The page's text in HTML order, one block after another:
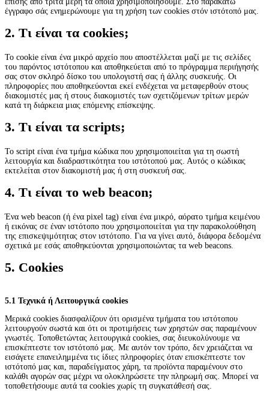
έγγραφο σάς ενημερώνουμε για τη χρήση των cookies στόν ιστότοπό μας.
2. Τι είναι τα cookies;
Το cookie είναι ένα μικρό αρχείο που αποστέλλεται μαζί με τις σελίδες
του παρόντος ιστότοπου και αποθηκεύεται από το πρόγραμμα περιήγησής
σας στον σκληρό δίσκο του υπολογιστή σας ή άλλης συσκευής. Οι
πληροφορίες που αποθηκεύονται εκεί ενδέχεται να μεταφερθούν στους
διακομιστές μας ή στους διακομιστές των σχετιζόμενων τρίτων μερών
κατά τη διάρκεια μιας επόμενης επίσκεψης.
3. Τι είναι τα scripts;
Το script είναι ένα τμήμα κώδικα που χρησιμοποιείται για τη σωστή
λειτουργία και διαδραστικότητα του ιστότοπού μας. Αυτός ο κώδικας
εκτελείται στον διακομιστή μας ή στη συσκευή σας.
4. Τι είναι το web beacon;
Ένα web beacon (ή ένα pixel tag) είναι ένα μικρό, αόρατο τμήμα κειμένου
ή εικόνας σε έναν ιστότοπο που χρησιμοποιείται για την παρακολούθηση
της επισκεψιμότητας στον ιστότοπο. Για να γίνει αυτό, διάφορα δεδομένα
σχετικά με εσάς αποθηκεύονται χρησιμοποιώντας τα web beacons.
5. Cookies
5.1 Τεχνικά ή Λειτουργικά cookies
Μερικά cookies διασφαλίζουν ότι ορισμένα τμήματα του ιστότοπου
λειτουργούν σωστά και ότι οι προτιμήσεις των χρηστών σας παραμένουν
γνωστές. Τοποθετώντας λειτουργικά cookies, σας διευκολύνουμε να
επισκέπτεστε τον ιστότοπό μας. Με αυτόν τον τρόπο, δεν χρειάζεται να
εισάγετε επανειλημμένα τις ίδιες πληροφορίες όταν επισκέπτεστε τον
ιστότοπό μας και, παραδείγματος χάρη, τα προϊόντα παραμένουν στο
καλάθι αγορών σας μέχρι να ολοκληρώσετε την πληρωμή σας. Μπορεί να
τοποθετήσουμε αυτά τα cookies χωρίς τη συγκατάθεσή σας.